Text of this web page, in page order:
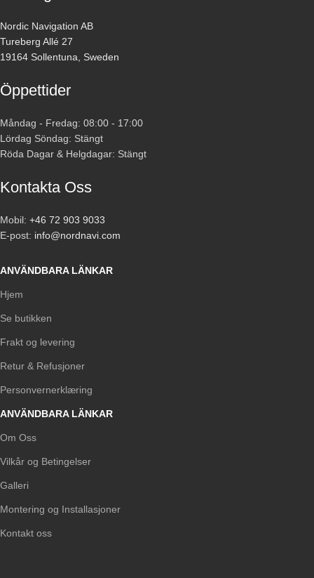
Nordic Navigation AB
Tureberg Allé 27
19164 Sollentuna, Sweden
Öppettider
Måndag - Fredag: 08:00 - 17:00
Lördag Söndag: Stängt
Röda Dagar & Helgdagar: Stängt
Kontakta Oss
Mobil: +46 72 903 9033
E-post: info@nordnavi.com
ANVÄNDBARA LÄNKAR
Hjem
Se butikken
Frakt og levering
Retur & Refusjoner
Personvernerklæring
ANVÄNDBARA LÄNKAR
Om Oss
Vilkår og Betingelser
Galleri
Montering og Installasjoner
Kontakt oss